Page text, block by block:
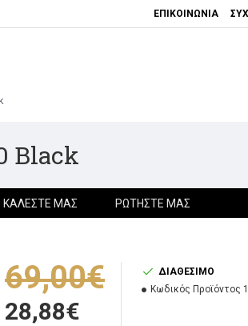
ΕΠΙΚΟΙΝΩΝΊΑ
Black
ΚΑΛΈΣΤΕ ΜΑΣ ΡΩΤΉΣΤΕ ΜΑΣ
28,88€
69,00€
ΔΙΑΘΈΣΙΜΟ
Κωδικός Προϊόντος